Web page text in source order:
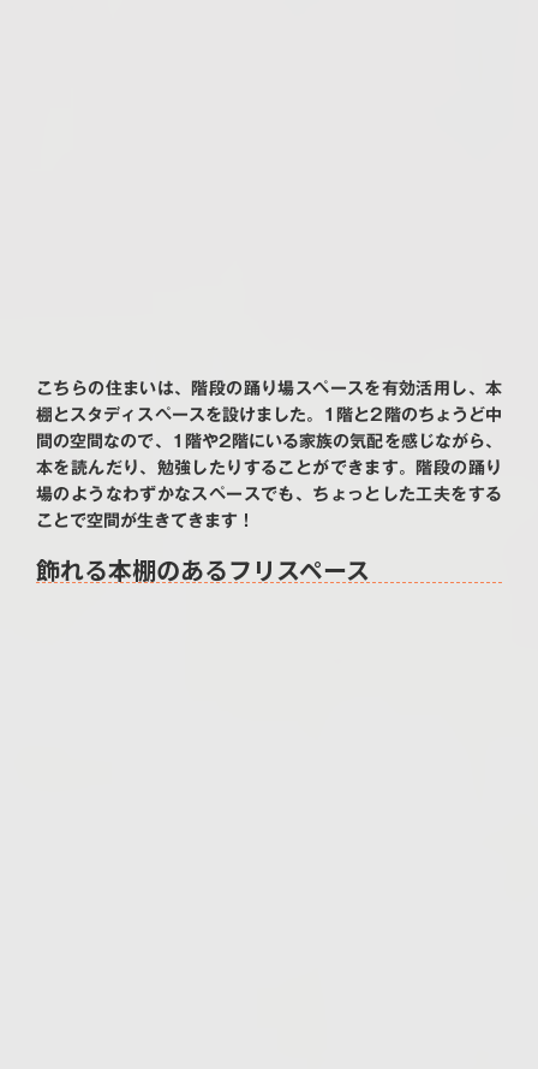
こちらの住まいは、階段の踊り場スペースを有効活用し、本
棚とスタディスペースを設けました。1階と2階のちょうど中
間の空間なので、1階や2階にいる家族の気配を感じながら、
本を読んだり、勉強したりすることができます。階段の踊り
場のようなわずかなスペースでも、ちょっとした工夫をする
ことで空間が生きてきます！
飾れる本棚のあるフリスペース